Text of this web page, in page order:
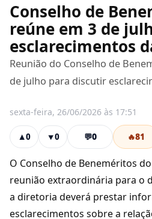
Conselho de
reúne em 3 de
esclarecimentos
Reunião do Conselho de
de julho para discutir
sexta-feira, 26/06/2026 às 17:51
▲0 ▼0 💬0 🔥81
O Conselho de Beneméritos
reunião extraordinária para o
a diretoria deverá prestar
esclarecimentos sobre a